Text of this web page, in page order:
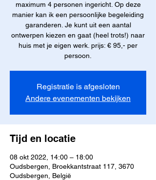
maximum 4 personen ingericht. Op deze
manier kan ik een persoonlijke begeleiding
garanderen. Je kunt uit een aantal
ontwerpen kiezen en gaat (heel trots!) naar
huis met je eigen werk. prijs: € 95,- per
persoon.
Registratie is afgesloten
Andere evenementen bekijken
Tijd en locatie
08 okt 2022, 14:00 – 18:00
Oudsbergen, Broekkantstraat 117, 3670
Oudsbergen, België